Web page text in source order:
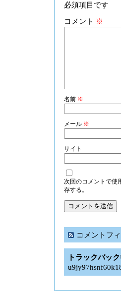
必須項目です
コメント ※
名前 ※
メール ※
サイト
次回のコメントで使
存する。
コメントフ
トラックバッ